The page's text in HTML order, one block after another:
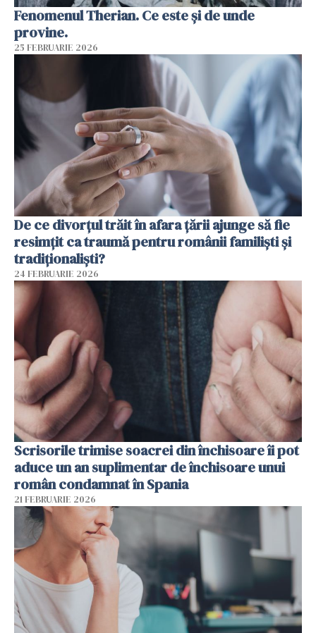
Fenomenul Therian. Ce este și de unde
provine.
25 FEBRUARIE 2026
De ce divorțul trăit în afara țării ajunge să fie
resimțit ca traumă pentru românii familiști și
tradiționaliști?
24 FEBRUARIE 2026
Scrisorile trimise soacrei din închisoare îi pot
aduce un an suplimentar de închisoare unui
român condamnat în Spania
21 FEBRUARIE 2026